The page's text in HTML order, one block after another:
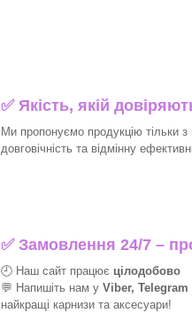
✅Якість, якій
Ми пропонуємо продукцію тільки з
довговічність та відмінну
✅Замовлення 24/7 –
🕘 Наш сайт працює цілодобово
💬 Напишіть нам у Viber,
найкращі карнизи та аксесуари!